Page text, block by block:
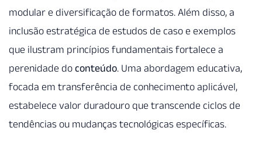
modular e diversificação de formatos. Além disso, a
inclusão estratégica de estudos de caso e exemplos
que ilustram princípios fundamentais fortalece a
perenidade do conteúdo. Uma abordagem educativa,
focada em transferência de conhecimento aplicável,
estabelece valor duradouro que transcende ciclos de
tendências ou mudanças tecnológicas específicas.